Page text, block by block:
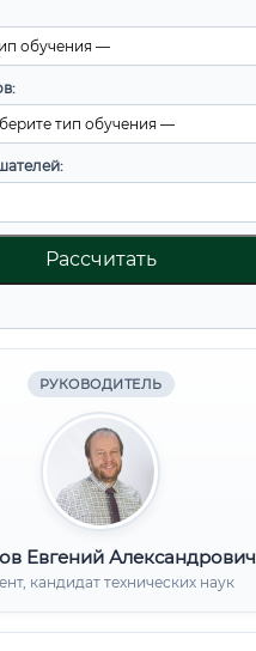
Рассчитать
РУКОВОДИТЕЛЬ
Евгений Александрович
кандидат технических наук